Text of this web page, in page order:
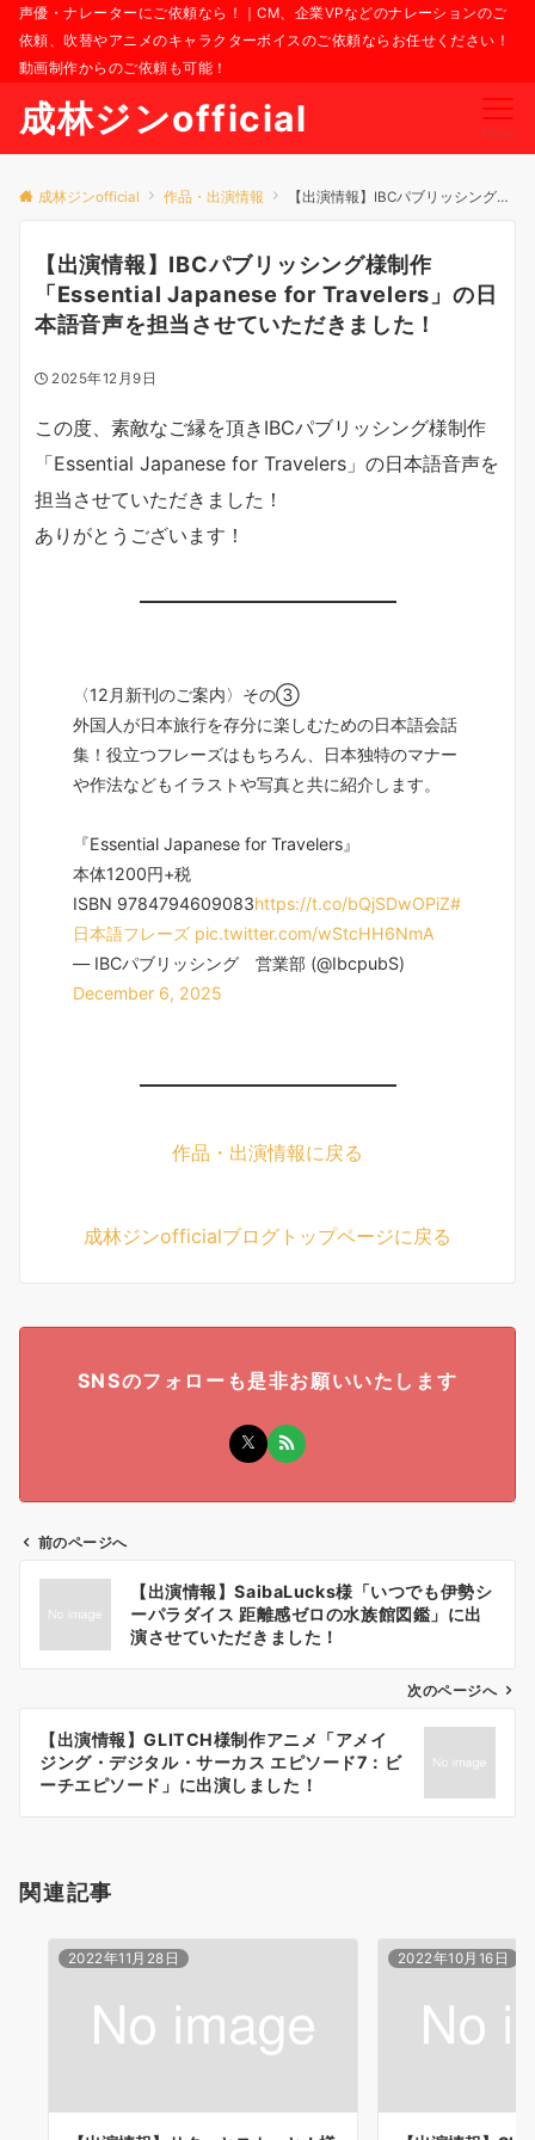
声優・ナレーターにご依頼なら！｜CM、企業VPなどのナレーションのご
依頼、吹替やアニメのキャラクターボイスのご依頼ならお任せください！
動画制作からのご依頼も可能！
成林ジンofficial Menu
成林ジンofficial 作品・出演情報 【出演情報】IBCパブリッシング様制作「Essential Japanese for Travelers」の日本語音声を担当させていただきました！
【出演情報】IBCパブリッシング様制作
「Essential Japanese for Travelers」の日
本語音声を担当させていただきました！
2025年12月9日
この度、素敵なご縁を頂きIBCパブリッシング様制作
「Essential Japanese for Travelers」の日本語音声を
担当させていただきました！
ありがとうございます！
〈12月新刊のご案内〉その③
外国人が日本旅行を存分に楽しむための日本語会話
集！役立つフレーズはもちろん、日本独特のマナー
や作法などもイラストや写真と共に紹介します。
『Essential Japanese for Travelers』
本体1200円+税
ISBN 9784794609083https://t.co/bQjSDwOPiZ#
日本語フレーズ pic.twitter.com/wStcHH6NmA
— IBCパブリッシング 営業部 (@IbcpubS)
December 6, 2025
作品・出演情報に戻る
成林ジンofficialブログトップページに戻る
SNSのフォローも是非お願いいたします
ン
前のページへ
【出演情報】SaibaLucks様「いつでも伊勢シ
ーパラダイス 距離感ゼロの水族館図鑑」に出
演させていただきました！
次のページへ
【出演情報】GLITCH様制作アニメ「アメイ
ジング・デジタル・サーカス エピソード7：ビ
ーチエピソード」に出演しました！
関連記事
2022年11月28日 2022年10月16日